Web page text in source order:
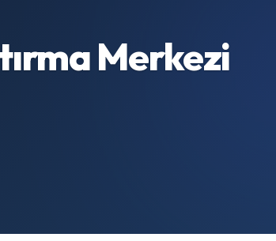
Merkezi